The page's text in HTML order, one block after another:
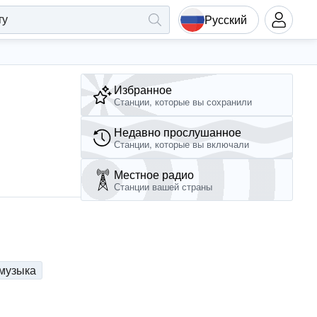
Русский
Избранное
Станции, которые вы сохранили
Недавно прослушанное
Станции, которые вы включали
Местное радио
Станции вашей страны